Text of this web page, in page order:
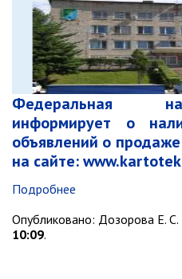
Федеральная налоговая служба
информирует о
объявлений о
на сайте:
Подробнее
Опубликовано: Дозорова Е. С.
10:09.